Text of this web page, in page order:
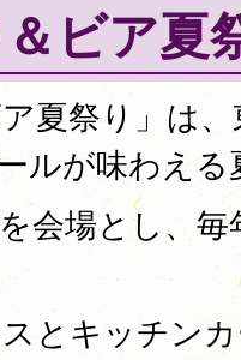
ビア夏
夏祭り」は
ールが味わえ
会場とし、
とキッチン